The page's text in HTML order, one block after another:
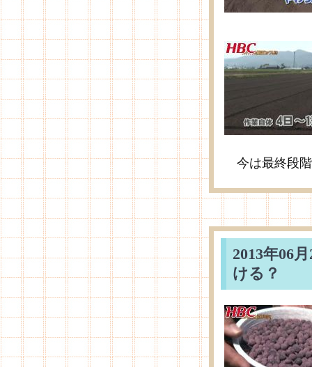
今は最終段
2013年
ける？